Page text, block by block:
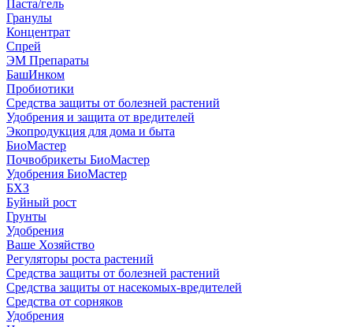
Паста/гель
Гранулы
Концентрат
Спрей
ЭМ Препараты
БашИнком
Пробиотики
Средства защиты от болезней растений
Удобрения и защита от вредителей
Экопродукция для дома и быта
БиоМастер
Почвобрикеты БиоМастер
Удобрения БиоМастер
БХЗ
Буйный рост
Грунты
Удобрения
Ваше Хозяйство
Регуляторы роста растений
Средства защиты от болезней растений
Средства защиты от насекомых-вредителей
Средства от сорняков
Удобрения